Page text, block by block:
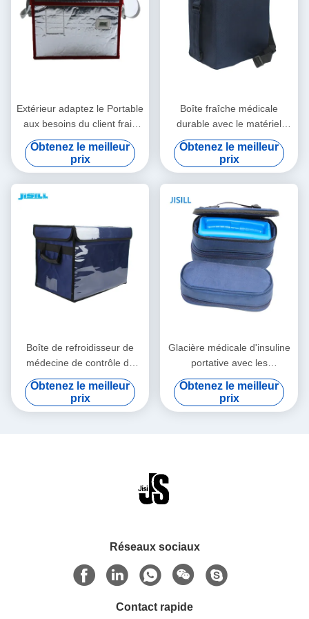
Extérieur adaptez le Portable
aux besoins du client frais
médical de la boîte 23.5L
pour la glacière de
Rotomolded
Obtenez le meilleur
prix
Boîte fraîche médicale
durable avec le matériel
d'isolation de vide pour le
transport vaccinique médical
Obtenez le meilleur
prix
Boîte de refroidisseur de
médecine de contrôle de
température pour le
transport médical de sang
de vaccins
Obtenez le meilleur
prix
Glacière médicale d'insuline
portative avec les
températures
personnalisables faciles à
nettoyer
Obtenez le meilleur
prix
Réseaux sociaux
Contact rapide